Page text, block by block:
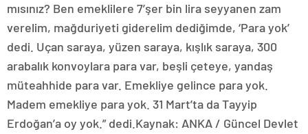
mısınız? Ben emeklilere 7’şer bin lira seyyanen zam
verelim, mağduriyeti giderelim dediğimde, ‘Para yok’
dedi. Uçan saraya, yüzen saraya, kışlık saraya, 300
arabalık konvoylara para var, beşli çeteye, yandaş
müteahhide para var. Emekliye gelince para yok.
Madem emekliye para yok. 31 Mart’ta da Tayyip
Erdoğan’a oy yok.” dedi.Kaynak: ANKA / Güncel Devlet